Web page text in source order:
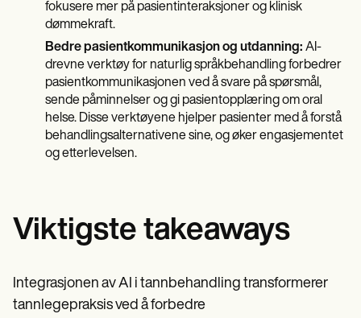
fokusere mer på pasientinteraksjoner og klinisk
dømmekraft.
Bedre pasientkommunikasjon og utdanning: AI-
drevne verktøy for naturlig språkbehandling forbedrer
pasientkommunikasjonen ved å svare på spørsmål,
sende påminnelser og gi pasientopplæring om oral
helse. Disse verktøyene hjelper pasienter med å forstå
behandlingsalternativene sine, og øker engasjementet
og etterlevelsen.
Viktigste takeaways
Integrasjonen av AI i tannbehandling transformerer
tannlegepraksis ved å forbedre